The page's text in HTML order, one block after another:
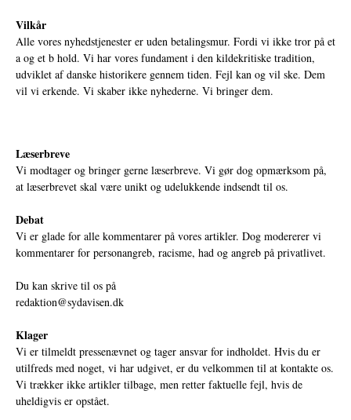
Vilkår
Alle vores nyhedstjenester er uden betalingsmur. Fordi vi ikke tror på et
a og et b hold. Vi har vores fundament i den kildekritiske tradition,
udviklet af danske historikere gennem tiden. Fejl kan og vil ske. Dem
vil vi erkende. Vi skaber ikke nyhederne. Vi bringer dem.
Læserbreve
Vi modtager og bringer gerne læserbreve. Vi gør dog opmærksom på,
at læserbrevet skal være unikt og udelukkende indsendt til os.
Debat
Vi er glade for alle kommentarer på vores artikler. Dog modererer vi
kommentarer for personangreb, racisme, had og angreb på privatlivet.
Du kan skrive til os på
redaktion@sydavisen.dk
Klager
Vi er tilmeldt pressenævnet og tager ansvar for indholdet. Hvis du er
utilfreds med noget, vi har udgivet, er du velkommen til at kontakte os.
Vi trækker ikke artikler tilbage, men retter faktuelle fejl, hvis de
uheldigvis er opstået.